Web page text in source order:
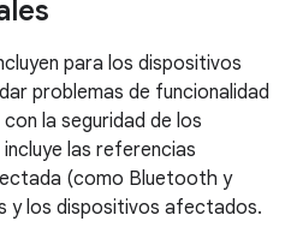
para los dispositivos
problemas de funcionalidad
la seguridad de los
las referencias
(como Bluetooth y
y los dispositivos afectados.